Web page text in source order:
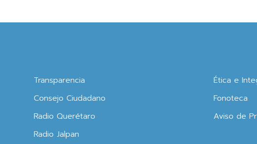
Transparencia
Consejo Ciudadano
Radio Querétaro
Radio Jalpan
Ética e
Fonoteca
Aviso de